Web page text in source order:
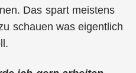
Das spart meistens
schauen was eigentlich